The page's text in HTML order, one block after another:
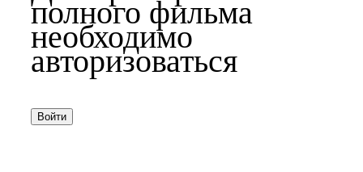
полного фильма
необходимо
авторизоваться
Войти